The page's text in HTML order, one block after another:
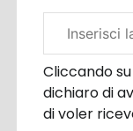
aziendale
Cliccando su
dichiaro di
di voler